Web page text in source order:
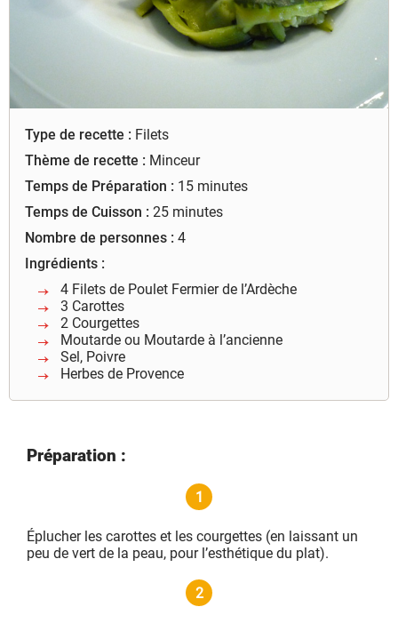
Type de recette : Filets
Thème de recette : Minceur
Temps de Préparation : 15 minutes
Temps de Cuisson : 25 minutes
Nombre de personnes :4
Ingrédients :
4 Filets de Poulet Fermier de l’Ardèche
3 Carottes
2 Courgettes
Moutarde ou Moutarde à l’ancienne
Sel, Poivre
Herbes de Provence
Préparation :
1
Éplucher les carottes et les courgettes (en laissant un
peu de vert de la peau, pour l’esthétique du plat).
2